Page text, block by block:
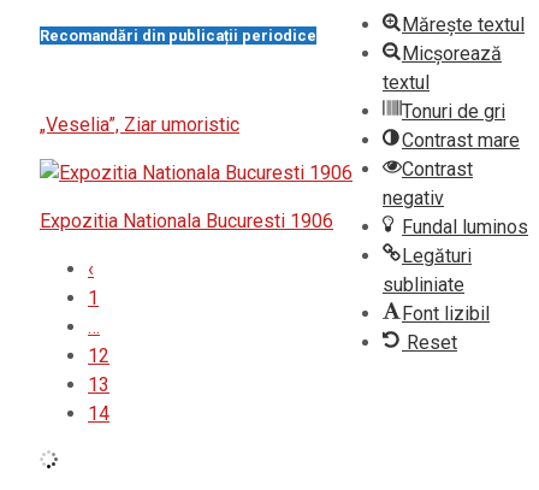
Recomandări din publicații periodice
„Veselia”, Ziar umoristic
Expozitia Nationala Bucuresti 1906
‹
1
…
12
13
14
Mărește textul
Micșorează
textul
Tonuri de gri
Contrast mare
Contrast
negativ
Fundal luminos
Legături
subliniate
Font lizibil
Reset